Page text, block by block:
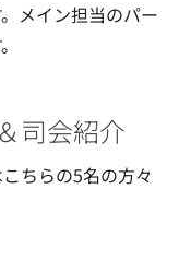
メイン担当のパー
司会紹介
ちらの5名の方々